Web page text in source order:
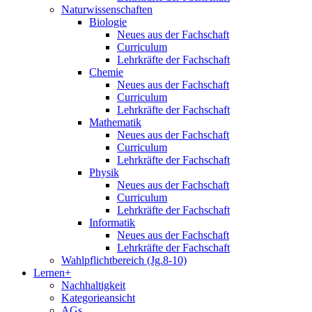
Naturwissenschaften
Biologie
Neues aus der Fachschaft
Curriculum
Lehrkräfte der Fachschaft
Chemie
Neues aus der Fachschaft
Curriculum
Lehrkräfte der Fachschaft
Mathematik
Neues aus der Fachschaft
Curriculum
Lehrkräfte der Fachschaft
Physik
Neues aus der Fachschaft
Curriculum
Lehrkräfte der Fachschaft
Informatik
Neues aus der Fachschaft
Lehrkräfte der Fachschaft
Wahlpflichtbereich (Jg.8-10)
Lernen+
Nachhaltigkeit
Kategorieansicht